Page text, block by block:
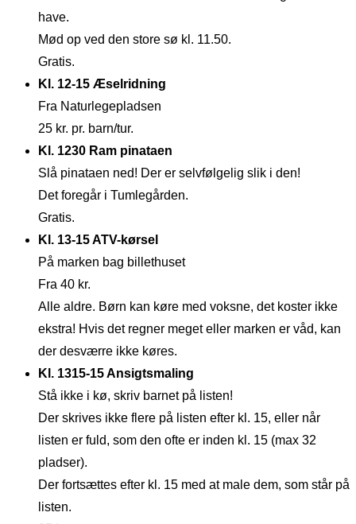
have.
Mød op ved den store sø kl. 11.50.
Gratis.
Kl. 12-15 Æselridning
Fra Naturlegepladsen
25 kr. pr. barn/tur.
Kl. 1230 Ram pinataen
Slå pinataen ned! Der er selvfølgelig slik i den!
Det foregår i Tumlegården.
Gratis.
Kl. 13-15 ATV-kørsel
På marken bag billethuset
Fra 40 kr.
Alle aldre. Børn kan køre med voksne, det koster ikke
ekstra! Hvis det regner meget eller marken er våd, kan
der desværre ikke køres.
Kl. 1315-15 Ansigtsmaling
Stå ikke i kø, skriv barnet på listen!
Der skrives ikke flere på listen efter kl. 15, eller når
listen er fuld, som den ofte er inden kl. 15 (max 32
pladser).
Der fortsættes efter kl. 15 med at male dem, som står på
listen.